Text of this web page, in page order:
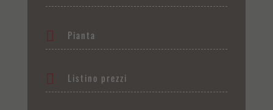
Pianta
Listino prezzi